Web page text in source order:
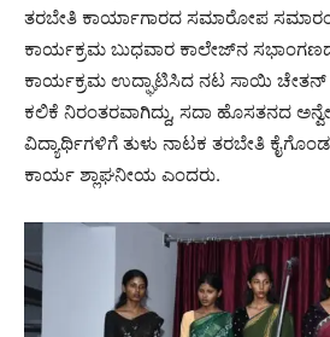
ತರಬೇತಿ ಕಾರ್ಯಾಗಾರದ ಸಮಾರೋಪ
ಕಾರ್ಯಕ್ರಮ ಬುಧವಾರ ಕಾಲೇಜ್‌ನ
ಕಾರ್ಯಕ್ರಮ ಉದ್ಘಾಟಿಸಿದ ನಟ ಸಾಯಿ
ಕಲಿಕೆ ನಿರಂತರವಾಗಿದ್ದು, ಸದಾ ಹೊಸತನದ
ವಿದ್ಯಾರ್ಥಿಗಳಿಗೆ ತುಳು ನಾಟಕ ತರಬೇತಿ
ಕಾರ್ಯ ಶ್ಲಾಘನೀಯ ಎಂದರು.